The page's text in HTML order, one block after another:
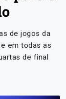
de jogos da
em todas as
de final